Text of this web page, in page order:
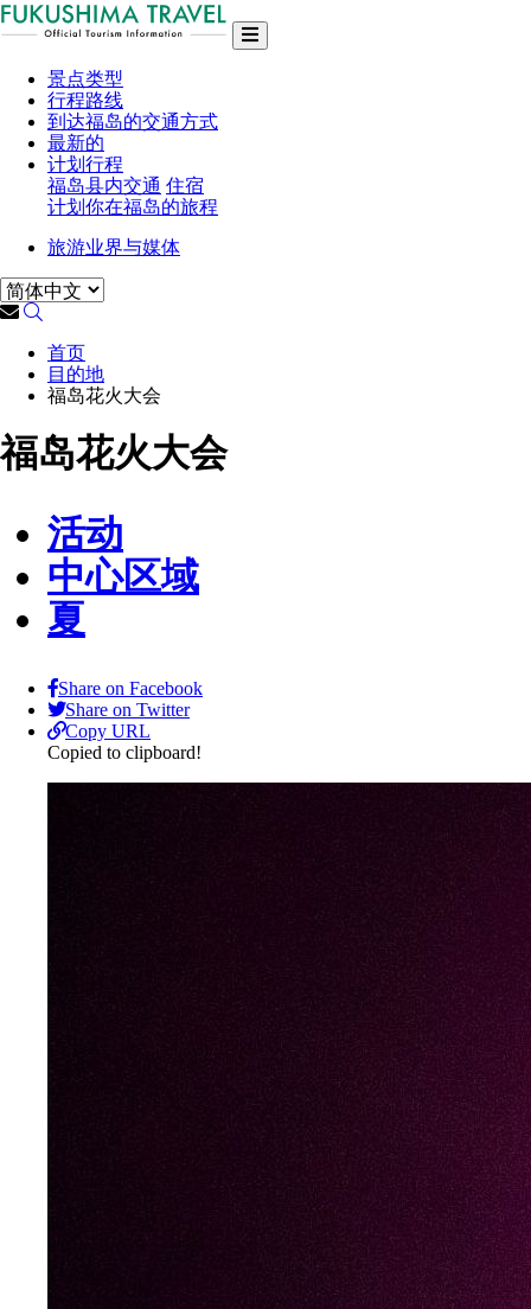
景点类型
行程路线
到达福岛的交通方式
最新的
计划行程
福岛县内交通 住宿
计划你在福岛的旅程
旅游业界与媒体
首页
目的地
福岛花火大会
福岛花火大会
活动
中心区域
夏
Share on Facebook
Share on Twitter
Copy URL
Copied to clipboard!